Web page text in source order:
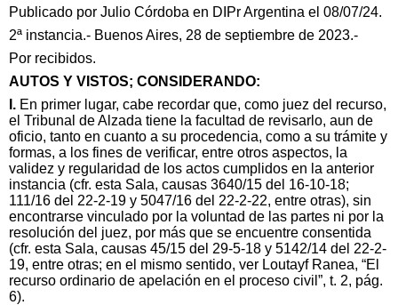
Publicado por Julio Córdoba en DIPr Argentina el 08/07/24.
2ª instancia.- Buenos Aires, 28 de septiembre de 2023.-
Por recibidos.
AUTOS Y VISTOS; CONSIDERANDO:
I. En primer lugar, cabe recordar que, como juez del recurso,
el Tribunal de Alzada tiene la facultad de revisarlo, aun de
oficio, tanto en cuanto a su procedencia, como a su trámite y
formas, a los fines de verificar, entre otros aspectos, la
validez y regularidad de los actos cumplidos en la anterior
instancia (cfr. esta Sala, causas 3640/15 del 16-10-18;
111/16 del 22-2-19 y 5047/16 del 22-2-22, entre otras), sin
encontrarse vinculado por la voluntad de las partes ni por la
resolución del juez, por más que se encuentre consentida
(cfr. esta Sala, causas 45/15 del 29-5-18 y 5142/14 del 22-2-
19, entre otras; en el mismo sentido, ver Loutayf Ranea, “El
recurso ordinario de apelación en el proceso civil”, t. 2, pág.
6).